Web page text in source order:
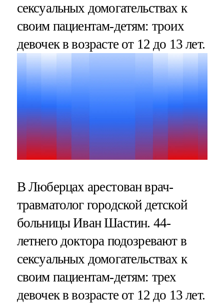
сексуальных домогательствах к
своим пациентам-детям: троих
девочек в возрасте от 12 до 13 лет.
В Люберцах арестован врач-
травматолог городской детской
больницы Иван Шастин. 44-
летнего доктора подозревают в
сексуальных домогательствах к
своим пациентам-детям: трех
девочек в возрасте от 12 до 13 лет.